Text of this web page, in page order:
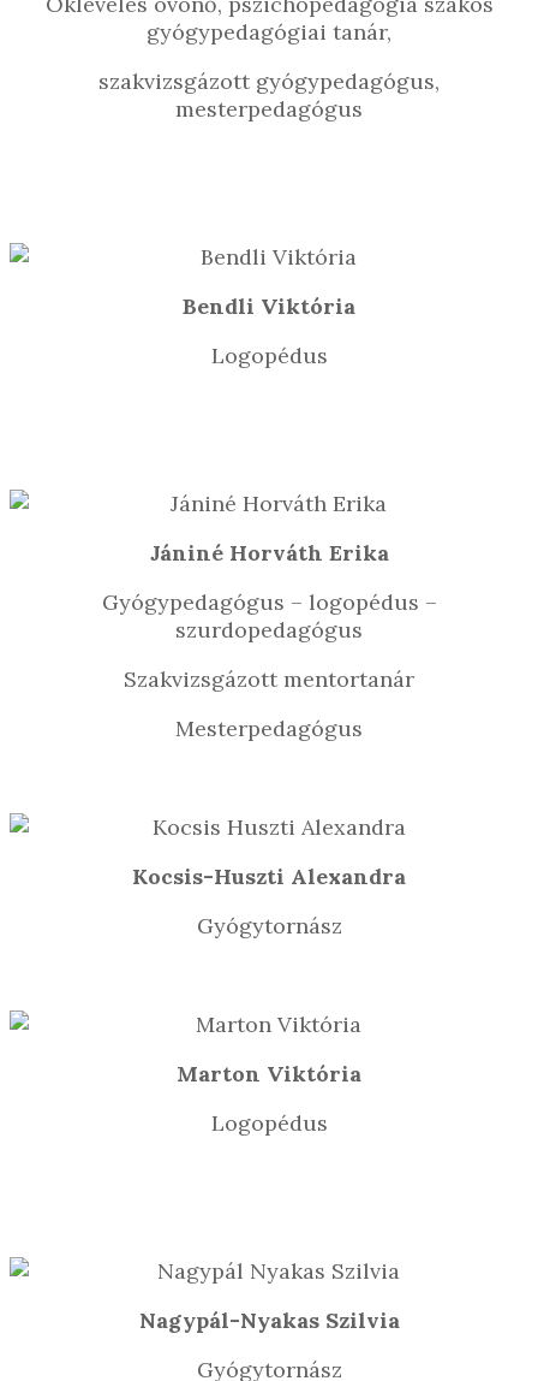
gyógypedagógiai tanár,
szakvizsgázott gyógypedagógus,
mesterpedagógus
Bendli Viktória
Logopédus
Jániné Horváth Erika
Gyógypedagógus – logopédus –
szurdopedagógus
Szakvizsgázott mentortanár
Mesterpedagógus
Kocsis-Huszti Alexandra
Gyógytornász
Marton Viktória
Logopédus
Nagypál-Nyakas Szilvia
Gyógytornász